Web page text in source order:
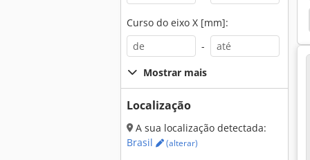
Curso do eixo X [mm]:
-
Mostrar mais
Localização
A sua localização detectada:
Brasil
(alterar)
Máquina De Perfuração De Coluna De Transmissão